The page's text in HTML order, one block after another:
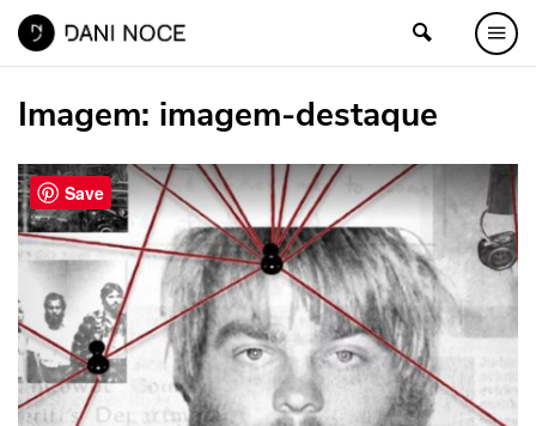
Imagem: imagem-destaque
Save